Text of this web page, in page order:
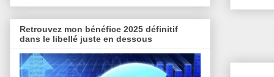
Retrouvez mon bénéfice 2025 définitif
dans le libellé juste en dessous